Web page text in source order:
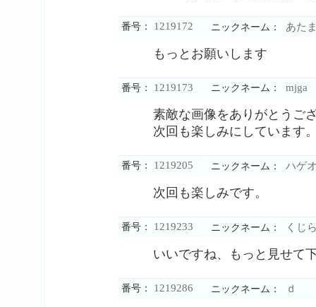
番号： 1219172 ニックネーム： あた
もっとお願いします
番号： 1219173 ニックネーム： mjga
素敵な画像をありがとうご
次回も楽しみにしています
番号： 1219205 ニックネーム： ハゲ
次回も楽しみです。
番号： 1219233 ニックネーム： くじ
いいですね、もっと見せて
番号： 1219286 ニックネーム： ｄ